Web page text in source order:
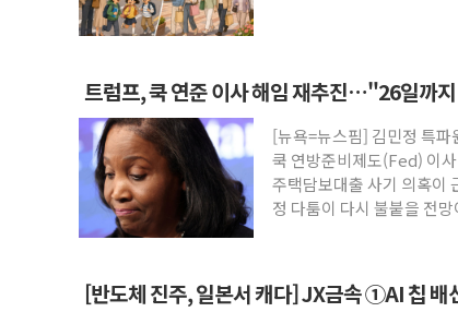
트럼프, 쿡 연준 이사 해임 재추진…"26일까
[뉴욕=뉴스핌] 김민정 특파
쿡 연방준비제도(Fed) 이
주택담보대출 사기 의혹이
정 다툼이 다시 불붙을 전
[반도체 진주, 일본서 캐다] JX금속 ①AI 칩 배